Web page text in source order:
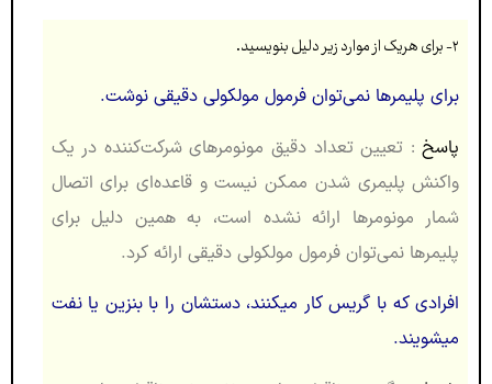
۲- برای هریک از موارد زیر دلیل بنویسید.
برای پلیمرها نمی‌توان فرمول مولکولی دقیقی نوشت.
پاسخ: تعیین تعداد دقیق مونومرهای شرکت‌کننده در یک
واکنش پلیمری شدن ممکن نیست و قاعده‌ای برای اتصال
شمار مونومرها ارائه نشده است، به همین دلیل برای
پلیمرها نمی‌توان فرمول مولکولی دقیقی ارائه کرد.
افرادی که با گریس کار می‏کنند، دستشان را با بنزین یا نفت
می‏شویند.